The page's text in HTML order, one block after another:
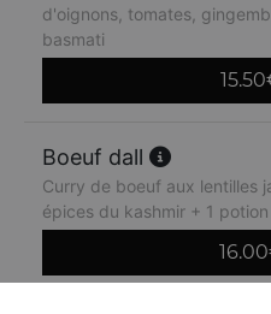
d'oignons, tomates,
basmati
15.50
Boeuf dall
Curry de boeuf aux lentilles
épices du kashmir + 1
16.00